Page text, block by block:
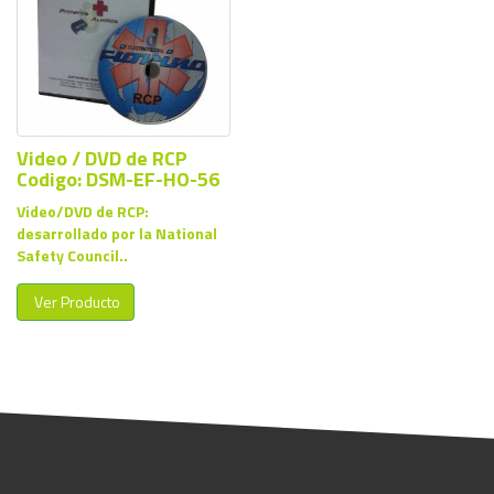
Video / DVD de RCP
Codigo: DSM-EF-HO-56
Video/DVD de RCP:
desarrollado por la National
Safety Council..
Ver Producto